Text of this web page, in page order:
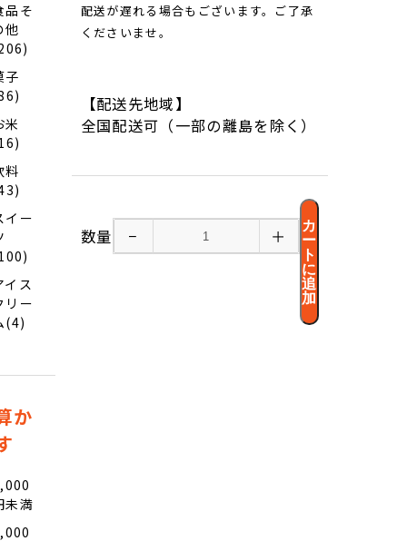
品そ
他
子
米
料
イー
イス
リー
(4)
か
未満
配送が遅れる場合もございます。ご了承
くださいませ。
【配送先地域】
全国配送可（一部の離島を除く）
数量 − ＋
カ
ー
ト
に
追
加